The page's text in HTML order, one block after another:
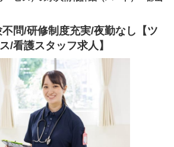
問/研修制度充実/夜勤なし【ツ
/看護スタッフ求人】